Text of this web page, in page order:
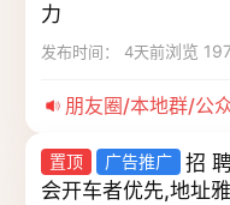
力
发布时间： 4天前浏览
朋友圈/本地群/公
置顶 广告推广
招
会开车者优先,地址